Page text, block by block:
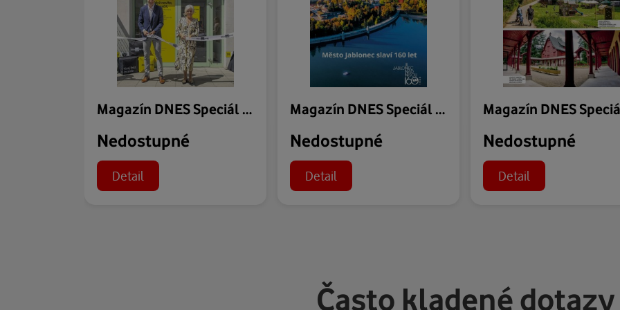
Magazín DNES Speciál Zlínský - 31.07.2026
Nedostupné
Detail
Magazín DNES Speciál Severní Čechy - 31.07.2026
Nedostupné
Detail
Nedostupné
Detail
Často kladené dotazy